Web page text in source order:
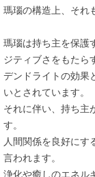
瑪瑙の構造上、それ
瑪瑙は持ち主を保護
ジティブさをもたら
デンドライトの効果
いとされています。
それに伴い、持ち主
す。
人間関係を良好にす
言われます。
浄化や癒しのエネル